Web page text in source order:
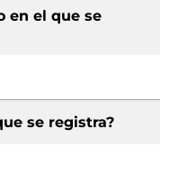
en el que se
se registra?